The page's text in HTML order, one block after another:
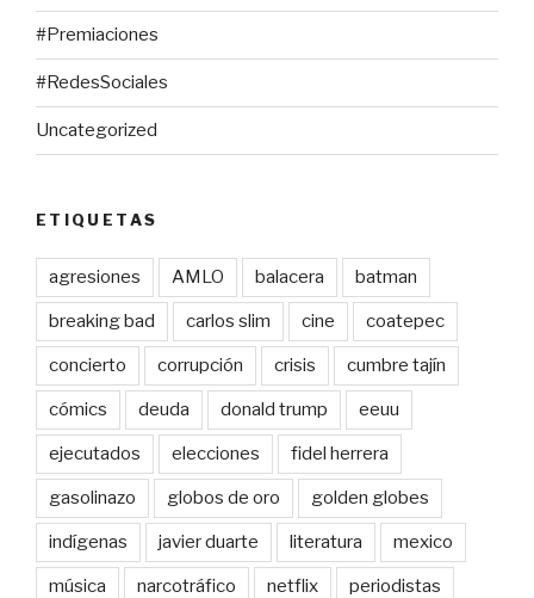
#Premiaciones
#RedesSociales
Uncategorized
ETIQUETAS
agresiones AMLO balacera batman
breaking bad carlos slim cine coatepec
concierto corrupción crisis cumbre tajín
cómics deuda donald trump eeuu
ejecutados elecciones fidel herrera
gasolinazo globos de oro golden globes
indígenas javier duarte literatura mexico
música narcotráfico netflix periodistas